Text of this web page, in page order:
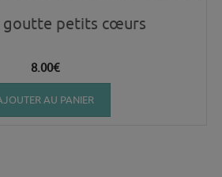
goutte petits cœurs
8.00€
AU PANIER